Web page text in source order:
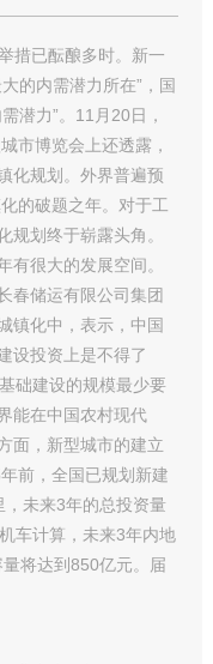
已酝酿多时。新一
的内需潜力所在”，国
潜力”。11月20日，
市博览会上还透露，
化规划。外界普遍预
的破题之年。对于工
规划终于崭露头角。
有很大的发展空间。
春储运有限公司集团
镇化中，表示，中国
设投资上是不得了
础建设的规模最少要
能在中国农村现代
，新型城市的建立
前，全国已规划新建
未来3年的总投资量
车计算，未来3年内地
将达到850亿元。届